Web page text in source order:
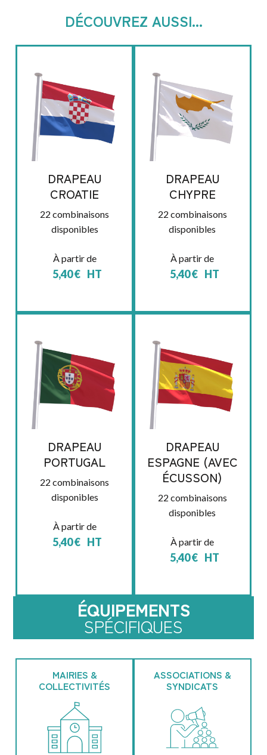
DÉCOUVREZ AUSSI...
DRAPEAU
CROATIE
22 combinaisons
disponibles
À partir de
5,40€ HT
DRAPEAU
CHYPRE
22 combinaisons
disponibles
À partir de
5,40€ HT
DRAPEAU
PORTUGAL
22 combinaisons
disponibles
À partir de
5,40€ HT
DRAPEAU
ESPAGNE (AVEC
ÉCUSSON)
22 combinaisons
disponibles
À partir de
5,40€ HT
ÉQUIPEMENTS
SPÉCIFIQUES
MAIRIES &
COLLECTIVITÉS
ASSOCIATIONS &
SYNDICATS